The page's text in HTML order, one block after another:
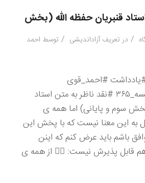
قنبریان حفظه الله (بخش
/ در تعریف آزاداندیشی / توسط احمد
#احمد_قوی
#یادداشت_۹۶ #جلسه_۳۶۵ #نقد ناظر به متن استاد
سوم و پایانی) اما همه ی
به این معنا نیست که با پخش این
باشم باید عرض کنم که اینن
فرمایش ح قنبریان هم قابل پذیرش نیست: ۳️⃣ از همه ی